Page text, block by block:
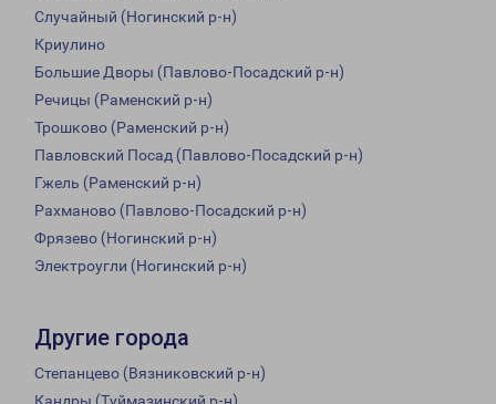
Случайный (Ногинский р-н)
Криулино
Большие Дворы (Павлово-Посадский р-н)
Речицы (Раменский р-н)
Трошково (Раменский р-н)
Павловский Посад (Павлово-Посадский р-н)
Гжель (Раменский р-н)
Рахманово (Павлово-Посадский р-н)
Фрязево (Ногинский р-н)
Электроугли (Ногинский р-н)
Другие города
Степанцево (Вязниковский р-н)